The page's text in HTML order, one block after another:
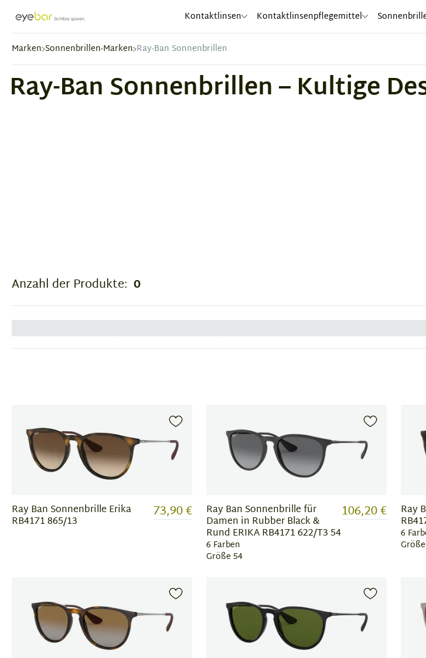
Abele Optic Kontaktlinsen Kontaktlinsenpflegemittel
Marken Sonnenbrillen-Marken Ray-Ban Sonnenbrillen
Ray-Ban Sonnenbrillen – Kultige
Anzahl der Produkte: 0
Ray Ban Sonnenbrille Erika
RB4171 865/13 73,90 € Ray Ban Sonnenbrille für
Damen in Rubber Black &
Rund ERIKA RB4171 622/T3 54
6 Farben
Größe 54
106,20 € Ray
6